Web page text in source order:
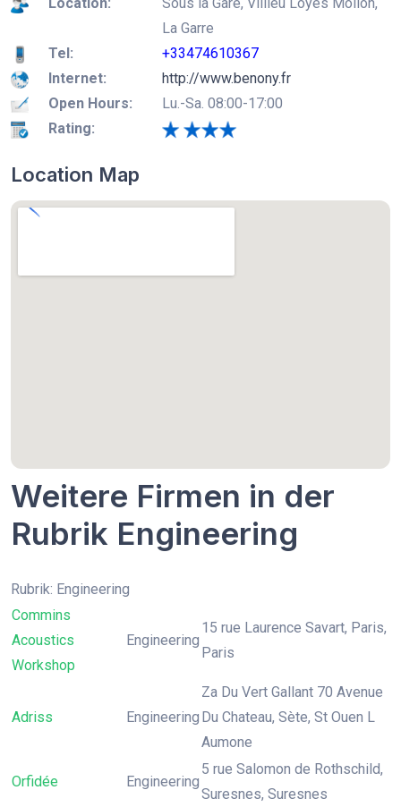
La Garre
Tel:
+33474610367
Internet:
http://www.benony.fr
Open Hours:
Lu.-Sa. 08:00-17:00
Rating:
Location Map
Weitere Firmen in der
Rubrik Engineering
Rubrik: Engineering
Commins
Acoustics
Workshop
Engineering
15 rue Laurence Savart, Paris,
Paris
Adriss Engineering
Za Du Vert Gallant 70 Avenue
Du Chateau, Sète, St Ouen L
Aumone
Orfidée Engineering
5 rue Salomon de Rothschild,
Suresnes, Suresnes